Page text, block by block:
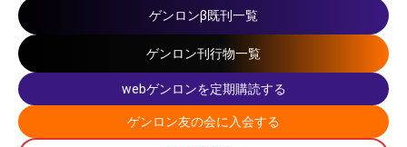
ゲンロンβ既刊一覧
ゲンロン刊行物一覧
webゲンロンを定期購読する
ゲンロン友の会に入会する